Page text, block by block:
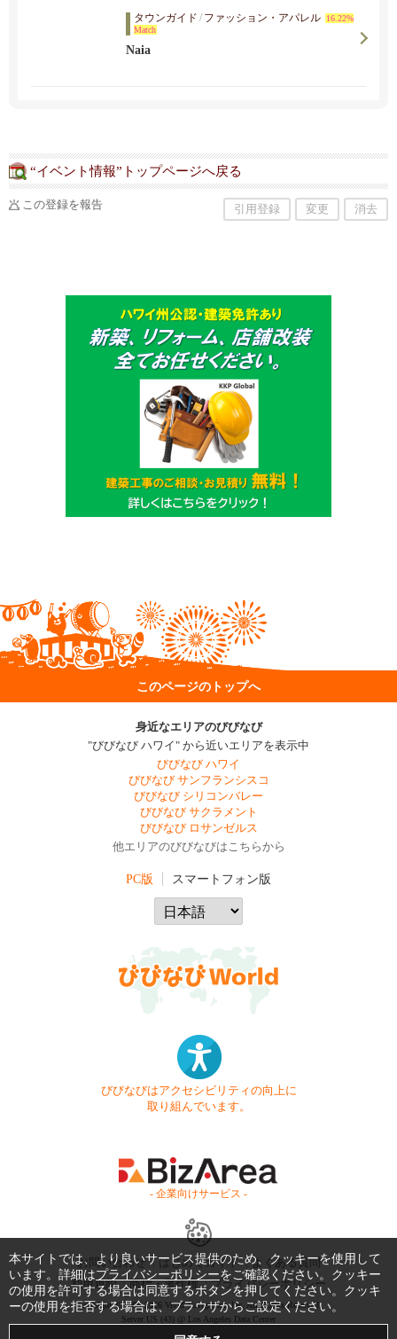
タウンガイド / ファッション・アパレル
16.22%
Match
Naia
“イベント情報”トップページへ戻る
この登録を報告 引用登録 変更 消去
このページのトップへ
身近なエリアのびびなび
"びびなび ハワイ" から近いエリアを表示中
びびなび ハワイ
びびなび サンフランシスコ
びびなび シリコンバレー
びびなび サクラメント
びびなび ロサンゼルス
他エリアのびびなびはこちらから
PC版 スマートフォン版
びびなびはアクセシビリティの向上に
取り組んでいます。
- 企業向けサービス -
お問い合わせ はじめてガイド
よくある質問
利用規約
商標・著作権 プライバシーポリシー
Copyright © 1999-2026 Vivid Navigation, Inc. All Rights Reserved.
Server US (43) @ Los Angeles Data Center
本サイトでは、より良いサービス提供のため、クッキーを使用して
います。詳細はプライバシーポリシーをご確認ください。クッキー
の使用を許可する場合は同意するボタンを押してください。クッキ
ーの使用を拒否する場合は、ブラウザからご設定ください。